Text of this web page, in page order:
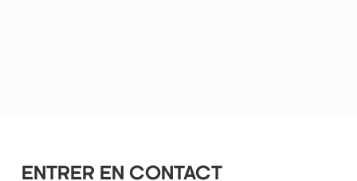
ENTRER EN CONTACT